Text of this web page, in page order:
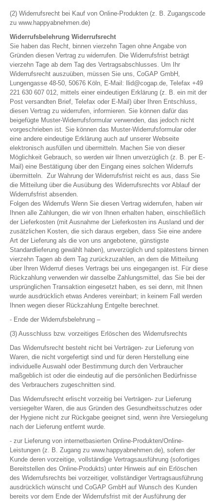
(2) Widerrufsrecht bei Kauf von Online-Produkten (z. B. Zugangscode
zu www.happyabnehmen.de)
Widerrufsbelehrung Widerrufsrecht
Sie haben das Recht, binnen vierzehn Tagen ohne Angabe von
Gründen diesen Vertrag zu widerrufen. Die Widerrufsfrist beträgt
vierzehn Tage ab dem Tag des Vertragsabschlusses. Um Ihr
Widerrufsrecht auszuüben, müssen Sie uns, CoGAP GmbH,
Lungengasse 48-50, 50676 Köln, E-Mail: llid@cogap.de, Telefax +49
221 630 607 012, mittels einer eindeutigen Erklärung (z. B. ein mit der
Post versandten Brief, Telefax oder E-Mail) über Ihren Entschluss,
diesen Vertrag zu widerrufen, informieren. Sie können dafür das
beigefügte Muster-Widerrufsformular verwenden, das jedoch nicht
vorgeschrieben ist. Sie können das Muster-Widerrufsformular oder
eine andere eindeutige Erklärung auch auf unserer Webseite
elektronisch ausfüllen und übermitteln. Machen Sie von dieser
Möglichkeit Gebrauch, so werden wir Ihnen unverzüglich (z. B. per E-
Mail) eine Bestätigung über den Eingang eines solchen Widerrufs
übermitteln. Zur Wahrung der Widerrufsfrist reicht es aus, dass Sie
die Mitteilung über die Ausübung des Widerrufsrechts vor Ablauf der
Widerrufsfrist absenden.
Folgen des Widerrufs Wenn Sie diesen Vertrag widerrufen, haben wir
Ihnen alle Zahlungen, die wir von Ihnen erhalten haben, einschließlich
der Lieferkosten (mit Ausnahme der Lieferkosten ins Ausland und der
zusätzlichen Kosten, die sich daraus ergeben, dass Sie eine andere
Art der Lieferung als die von uns angebotene, günstigste
Standardlieferung gewählt haben), unverzüglich und spätestens binnen
vierzehn Tagen ab dem Tag zurückzuzahlen, an dem die Mitteilung
über Ihren Widerruf dieses Vertrags bei uns eingegangen ist. Für diese
Rückzahlung verwenden wir dasselbe Zahlungsmittel, das Sie bei der
ursprünglichen Transaktion eingesetzt haben, es sei denn, mit Ihnen
wurde ausdrücklich etwas Anderes vereinbart; in keinem Fall werden
Ihnen wegen dieser Rückzahlung Entgelte berechnet.
- Ende der Widerrufsbelehrung –
(3) Ausschluss bzw. vorzeitiges Erlöschen des Widerrufsrechts
Das Widerrufsrecht besteht nicht bei Verträgen- zur Lieferung von
Waren, die nicht vorgefertigt sind und für deren Herstellung eine
individuelle Auswahl oder Bestimmung durch den Verbraucher
maßgeblich ist oder die eindeutig auf die persönlichen Bedürfnisse
des Verbrauchers zugeschnitten sind.
Das Widerrufsrecht erlischt vorzeitig bei Verträgen- zur Lieferung
versiegelter Waren, die aus Gründen des Gesundheitsschutzes oder
der Hygiene nicht zur Rückgabe geeignet sind, wenn ihre Versiegelung
nach der Lieferung entfernt wurde.
- zur Lieferung von internetbasierten Online-Produkten/Online-
Leistungen (z. B. Zugang zu www.happyabnehmen.de), sofern der
Kunde deren vorzeitige, vollständige Vertragsausführung (sofortiges
Bereitstellen des Online-Produkts) unter Hinweis auf ein Erlöschen
des Widerrufsrechts bei vorzeitiger, vollständiger Vertragsausführung
ausdrücklich wünscht und CoGAP GmbH auf Wunsch des Kunden
bereits vor dem Ende der Widerrufsfrist mit der Ausführung der